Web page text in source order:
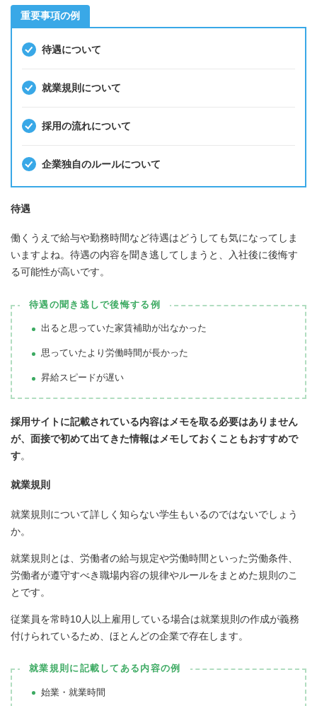
重要事項の例
待遇について
就業規則について
採用の流れについて
企業独自のルールについて
待遇
働くうえで給与や勤務時間など待遇はどうしても気になってしま
いますよね。待遇の内容を聞き逃してしまうと、入社後に後悔す
る可能性が高いです。
待遇の聞き逃しで後悔する例
出ると思っていた家賃補助が出なかった
思っていたより労働時間が長かった
昇給スピードが遅い
採用サイトに記載されている内容はメモを取る必要はありません
が、面接で初めて出てきた情報はメモしておくこともおすすめで
す。
就業規則
就業規則について詳しく知らない学生もいるのではないでしょう
か。
就業規則とは、労働者の給与規定や労働時間といった労働条件、
労働者が遵守すべき職場内容の規律やルールをまとめた規則のこ
とです。
従業員を常時10人以上雇用している場合は就業規則の作成が義務
付けられているため、ほとんどの企業で存在します。
就業規則に記載してある内容の例
始業・就業時間